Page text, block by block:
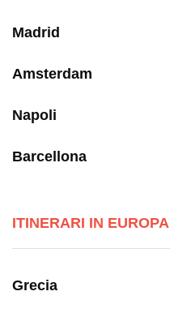
Madrid
Amsterdam
Napoli
Barcellona
ITINERARI IN EUROPA
Grecia